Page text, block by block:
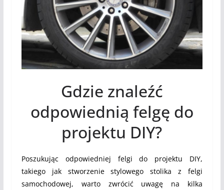
Gdzie znaleźć
odpowiednią felgę do
projektu DIY?
Poszukując odpowiedniej felgi do projektu DIY,
takiego jak stworzenie stylowego stolika z felgi
samochodowej, warto zwrócić uwagę na kilka